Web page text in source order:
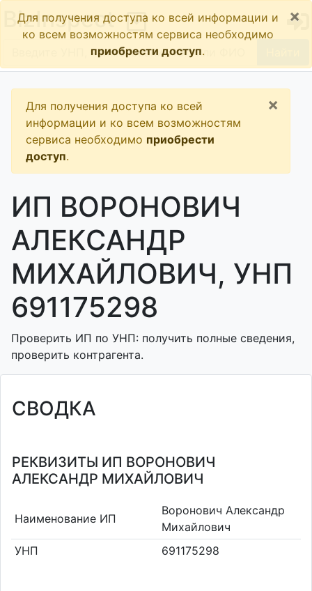
BizInspect
Для получения доступа ко всей информации и
ко всем возможностям сервиса необходимо
приобрести доступ.
×
Для получения доступа ко всей
информации и ко всем возможностям
сервиса необходимо приобрести
доступ.
×
ИП ВОРОНОВИЧ
АЛЕКСАНДР
МИХАЙЛОВИЧ, УНП
691175298
Проверить ИП по УНП: получить полные сведения,
проверить контрагента.
СВОДКА
РЕКВИЗИТЫ ИП ВОРОНОВИЧ
АЛЕКСАНДР МИХАЙЛОВИЧ
Наименование ИП
Воронович Александр
Михайлович
УНП
691175298